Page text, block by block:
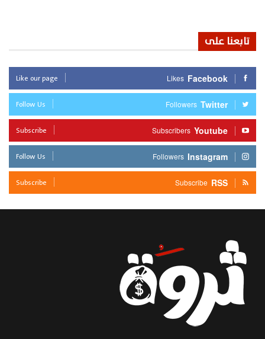
تابعنا على
Facebook
Likes
Like our page
Twitter
Followers
Follow Us
Youtube
Subscribers
Subscribe
Instagram
Followers
Follow Us
RSS
Subscribe
Subscribe